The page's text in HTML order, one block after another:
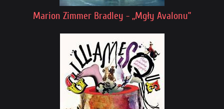
Marion Zimmer Bradley - „Mgły Avalonu”